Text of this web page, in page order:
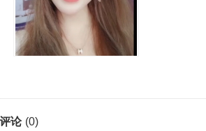
评论 (0)